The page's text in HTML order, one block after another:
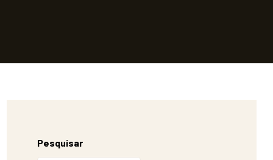
Pesquisar